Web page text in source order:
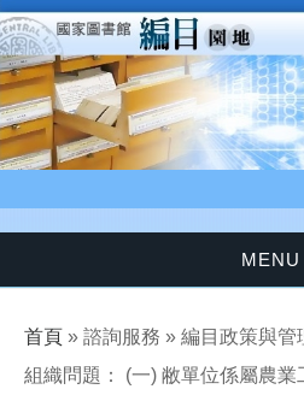
移至主內容
MENU
您在這裡
首頁 » 諮詢服務 » 編目政策與
組織問題： (一) 敝單位係屬農